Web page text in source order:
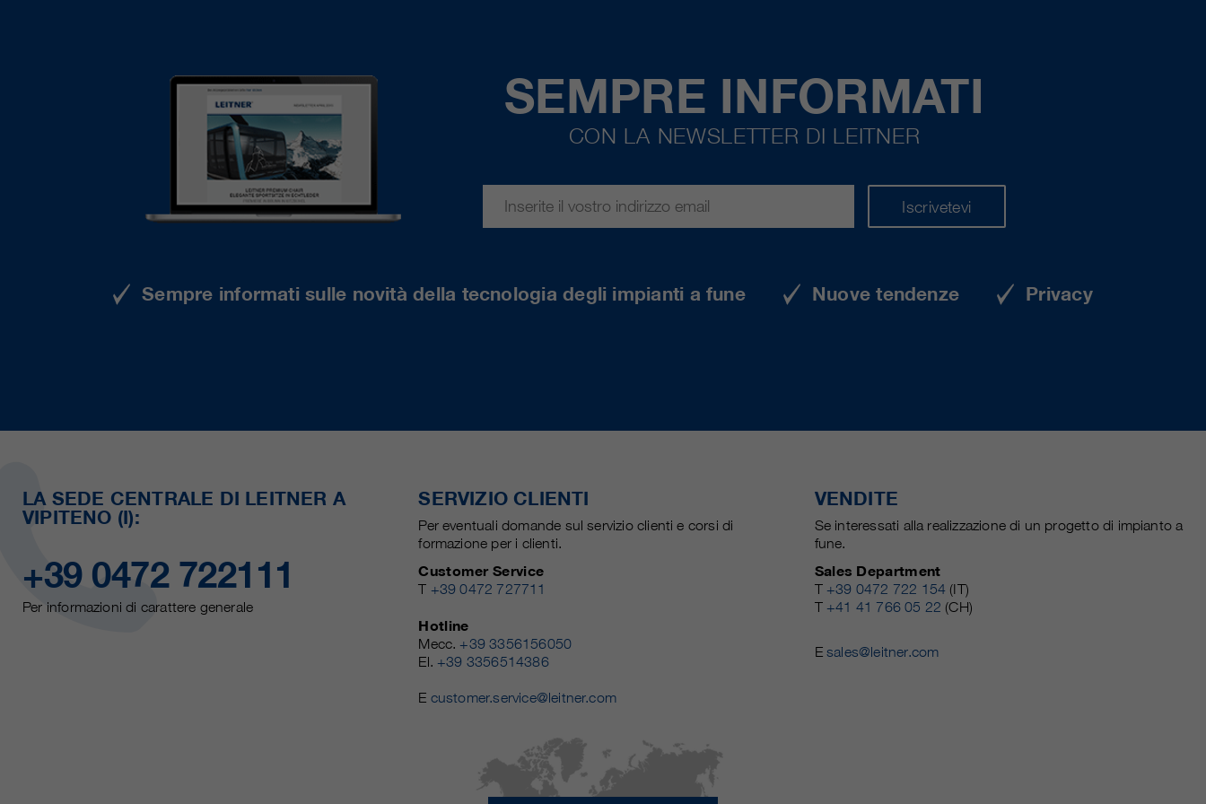
SEMPRE INFORMATI
CON LA NEWSLETTER DI LEITNER
Iscrivetevi
Sempre informati sulle novità della tecnologia degli impianti a fune Nuove tendenze Privacy
LA SEDE CENTRALE DI LEITNER A
VIPITENO (I):
+39 0472 722111
Per informazioni di carattere generale
SERVIZIO CLIENTI
Per eventuali domande sul servizio clienti e corsi di
formazione per i clienti.
Customer Service
T +39 0472 727711
Hotline
Mecc. +39 3356156050
El. +39 3356514386
E customer.service@leitner.com
VENDITE
Se interessati alla realizzazione di un progetto di impianto a
fune.
Sales Department
T +39 0472 722 154 (IT)
T +41 41 766 05 22 (CH)
Esales@leitner.com